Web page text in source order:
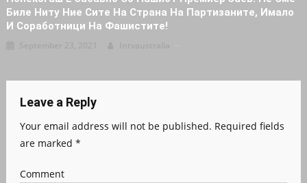
Биле Ниту Ние Сите На Страна На Партизаните, Имало
И Соработници На Фашистите!
Leave a Reply
Your email address will not be published. Required fields
are marked *
Comment